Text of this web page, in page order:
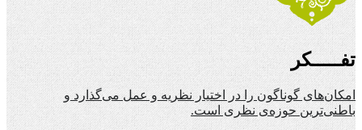
تفـــــکر
امکان‌های گوناگون را در اختیار نظریه و عمل می‌گذارد و
باطنی‌ترین حوزه‌ی نظری است.